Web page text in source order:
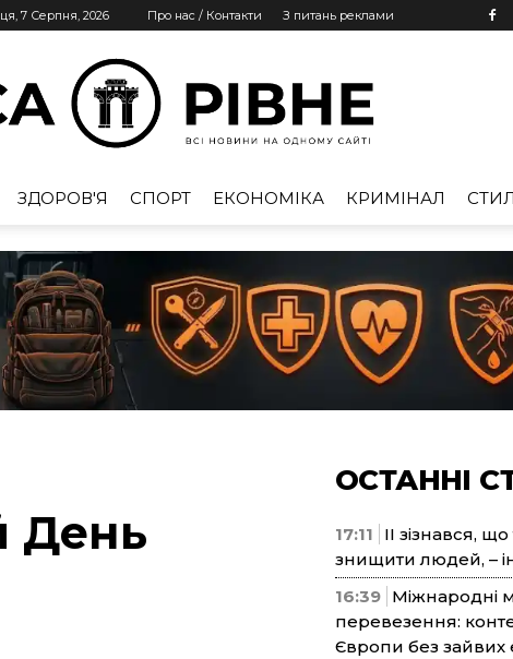
7 Серпня, 2026 Про нас / Контакти З питань реклами
Рівне
ЗДОРОВ'Я СПОРТ ЕКОНОМІКА КРИМІНАЛ
День
ОСТАННІ
17:11
ІІ зізнався,
знищити людей, –
16:39 Міжнародні
перевезення:
Європи без зайвих